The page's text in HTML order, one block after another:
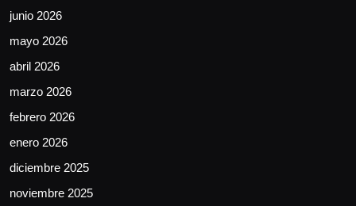
junio 2026
mayo 2026
abril 2026
marzo 2026
febrero 2026
enero 2026
diciembre 2025
noviembre 2025